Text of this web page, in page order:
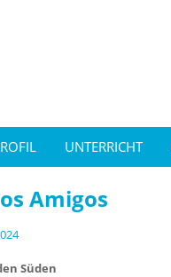
UNTERRICHT
Amigos
Süden